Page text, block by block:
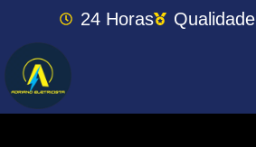
24 Horas Qualidade